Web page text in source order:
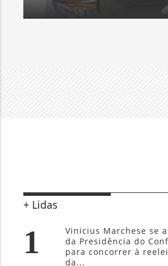
+ Lidas
1
Vinicius Marchese se
da Presidência do
para concorrer à
da...